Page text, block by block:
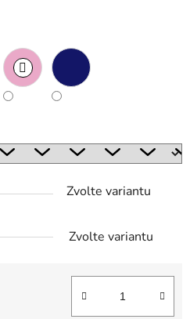
Zvolte variantu
Zvolte variantu